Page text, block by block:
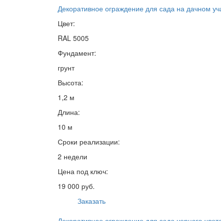
Декоративное ограждение для сада на дачном
Цвет:
RAL 5005
Фундамент:
грунт
Высота:
1,2 м
Длина:
10 м
Сроки реализации:
2 недели
Цена под ключ:
19 000 руб.
Заказать